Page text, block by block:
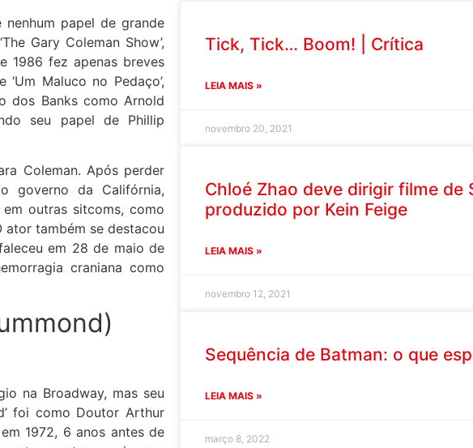
papel de grande
Gary Coleman Show’,
1986 fez apenas breves
Maluco no Pedaço’,
dos Banks como Arnold
seu papel de Phillip
Coleman. Após perder
governo da Califórnia,
outras sitcoms, como
ator também se destacou
em 28 de maio de
craniana como
na Broadway, mas seu
foi como Doutor Arthur
1972, 6 anos antes de
Tick, Tick… Boom! | Crítica
LEIA MAIS »
novembro 20, 2021
Chloé Zhao deve dirigir filme de
produzido por Kein Feige
LEIA MAIS »
novembro 12, 2021
Sequência de Batman: o que
LEIA MAIS »
março 8, 2022